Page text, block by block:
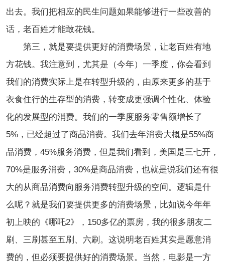
出去。我们把相应的民生问题如果能够进行一些改善的
话，老百姓才能敢花钱。
第三，就是要提供更好的消费场景，让老百姓有地
方花钱。我注意到，尤其是（今年）一季度，你会看到
我们的消费实际上是在转型升级的，由原来更多的基于
衣食住行的生存型的消费，转变成更强调个性化、体验
化的发展型的消费。我们的一季度服务零售额增长了
5%，已经超过了商品消费。我们去年消费大概是55%商
品消费，45%服务消费，但是我们看到，美国是三七开，
70%是服务消费，30%是商品消费，也就是说我们还有很
大的从商品消费向服务消费转型升级的空间。逻辑是什
么呢？就是我们要提供更多的消费场景，比如说今年年
初上映的《哪吒2》，150多亿的票房，我的很多朋友二
刷、三刷甚至五刷、六刷。这说明老百姓其实是愿意消
费的，但必须要提供好的消费场景。当然，电影是一方